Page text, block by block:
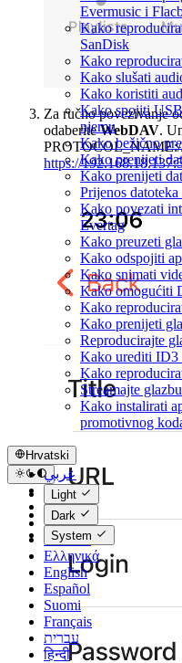
Evermusic i
Kako
SanDisk
Kako
Kako slušati
Kako koristiti
Kako spojiti
njemu
Kako bežično
Kako prenijeti
Kako prenijeti
Prijenos
Kako povezati
Evertag
Kako preuzeti
Kako odspojiti
Kako snimati
Kako omogućiti
Kako
Kako prenijeti
Reproducirajte
Kako urediti ID3
Kako
Streamajte
Kako instalirati
promotivnog
Hrvatski
عربي
Català
Čeština
Dansk
Deutsch
Ελληνικά
English
Español
Suomi
Français
עברית
हिन्दी
Light
Dark
System
Za ručno povezivanje
odaberiteWebDAV.
https://